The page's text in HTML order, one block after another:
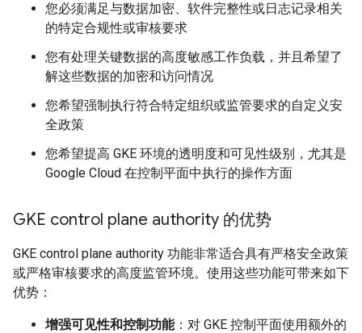
您必须满足与数据加密、软件完整性或日志记录相关
的特定合规性或审核要求
您有处理关键数据的高度敏感工作负载，并且希望了
解这些数据的加密和访问情况
您希望强制执行符合特定组织或监管要求的自定义安
全政策
您希望提高 GKE 环境的透明度和可见性级别，尤其是
Google Cloud 在控制平面中执行的操作方面
GKE control plane authority 的优势
GKE control plane authority 功能非常适合具有严格安全政策
或严格审核要求的高度监管环境。使用这些功能可带来如下
优势：
增强可见性和控制功能：对 GKE 控制平面使用额外的